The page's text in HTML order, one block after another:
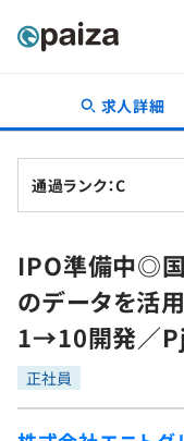
転職・キャリア
転職成功ガイド
転職エージェント
インタビュー
転職成功ガイド
新卒就活
求人検索
本選考
インターン
学習
問題集
4択課題
プログラミング言語
ゲーム・マンガ
求人詳細
通過ランク：C
IPO準備中◎国
のデータを活
1→10開発／
正社員